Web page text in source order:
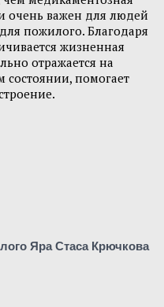
очень важен для людей
пожилого. Благодаря
жизненная
отражается на
состоянии, помогает
Яра Стаса Крючкова